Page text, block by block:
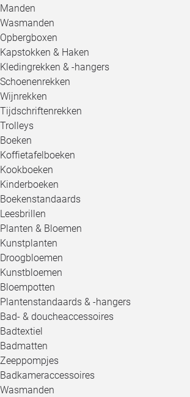
Manden
Wasmanden
Opbergboxen
Kapstokken & Haken
Kledingrekken & -hangers
Schoenenrekken
Wijnrekken
Tijdschriftenrekken
Trolleys
Boeken
Koffietafelboeken
Kookboeken
Kinderboeken
Boekenstandaards
Leesbrillen
Planten & Bloemen
Kunstplanten
Droogbloemen
Kunstbloemen
Bloempotten
Plantenstandaards & -hangers
Bad- & doucheaccessoires
Badtextiel
Badmatten
Zeeppompjes
Badkameraccessoires
Wasmanden